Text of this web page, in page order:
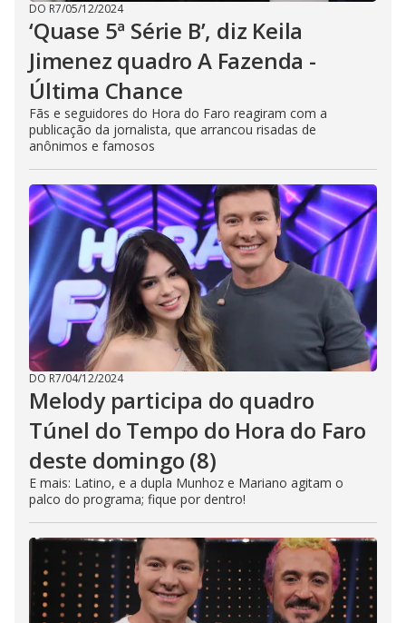
DO R7/05/12/2024
‘Quase 5ª Série B’, diz Keila
Jimenez quadro A Fazenda -
Última Chance
Fãs e seguidores do Hora do Faro reagiram com a
publicação da jornalista, que arrancou risadas de
anônimos e famosos
DO R7/04/12/2024
Melody participa do quadro
Túnel do Tempo do Hora do Faro
deste domingo (8)
E mais: Latino, e a dupla Munhoz e Mariano agitam o
palco do programa; fique por dentro!